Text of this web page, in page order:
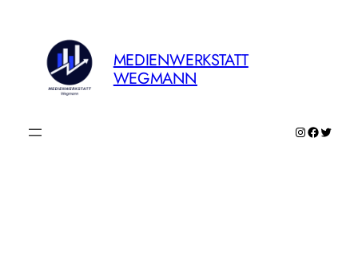
MEDIENWERKSTATT
WEGMANN
Instagram